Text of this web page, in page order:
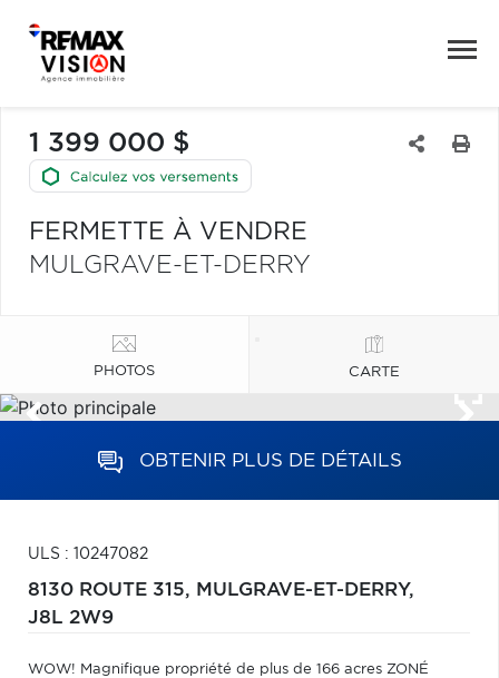
1 399 000 $
FERMETTE À VENDRE
MULGRAVE-ET-DERRY
PHOTOS CARTE
OBTENIR PLUS DE DÉTAILS
ULS : 10247082
8130 ROUTE 315, MULGRAVE-ET-DERRY,
J8L 2W9
WOW! Magnifique propriété de plus de 166 acres ZONÉ